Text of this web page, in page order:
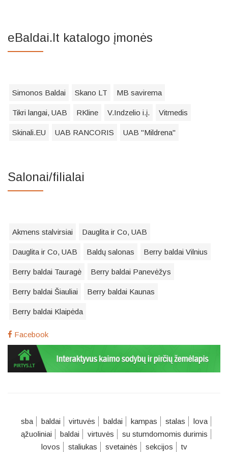
eBaldai.lt katalogo įmonės
Simonos Baldai Skano LT MB savirema
Tikri langai, UAB RKline V.Indzelio i.į. Vitmedis
Skinali.EU UAB RANCORIS UAB "Mildrena"
Salonai/filialai
Akmens stalvirsiai Dauglita ir Co, UAB
Dauglita ir Co, UAB Baldų salonas Berry baldai Vilnius
Berry baldai Tauragė Berry baldai Panevėžys
Berry baldai Šiauliai Berry baldai Kaunas
Berry baldai Klaipėda
Facebook
sba baldai virtuvės baldai kampas stalas
lova
ąžuoliniai
baldai virtuvės
su stumdomomis durimis
lovos
staliukas svetainės sekcijos tv